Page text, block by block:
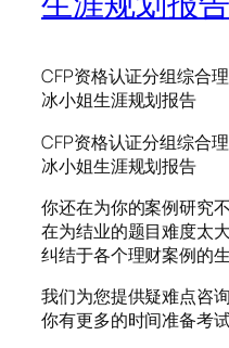
CFP资格认证分组综合
冰小姐生涯规划报告
CFP资格认证分组综合
冰小姐生涯规划报告
你还在为你的案例研究
在为结业的题目难度太
纠结于各个理财案例的
我们为您提供疑难点咨
你有更多的时间准备考试